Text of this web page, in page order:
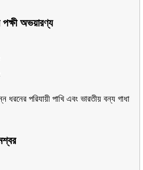
অভয়ারণ্য
পরিযায়ী পাখি এবং ভারতীয় বন্য গাধা